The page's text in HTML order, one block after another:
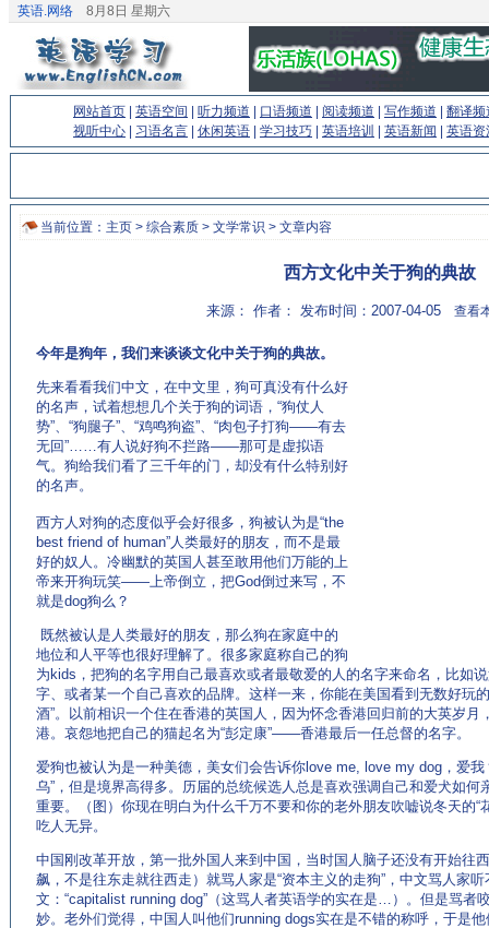
英语.网络 8月8日 星期六
网站首页 英语空间 听力频道 口语频道 阅读频道 写作频道
翻译频
视听中心
习语名言 休闲英语 学习技巧 英语培训 英语新闻 英语资
当前位置： 主页 > 综合素质 > 文学常识 > 文章内容
西方文化中关于狗的典故
来源： 作者： 发布时间：2007-04-05 查看
今年是狗年，我们来谈谈文化中关于狗的典故。
先来看看我们中文，在中文里，狗可真没有什么好
的名声，试着想想几个关于狗的词语，“狗仗人
势”、“狗腿子”、“鸡鸣狗盗”、“肉包子打狗——有去
无回”……有人说好狗不拦路——那可是虚拟语
气。狗给我们看了三千年的门，却没有什么特别好
的名声。
西方人对狗的态度似乎会好很多，狗被认为是“the
best friend of human”人类最好的朋友，而不是最
好的奴人。冷幽默的英国人甚至敢用他们万能的上
帝来开狗玩笑——上帝倒立，把God倒过来写，不
就是dog狗么？
既然被认是人类最好的朋友，那么狗在家庭中的
地位和人平等也很好理解了。很多家庭称自己的狗
为kids，把狗的名字用自己最喜欢或者最敬爱的人的名字来命名，比如
字、或者某一个自己喜欢的品牌。这样一来，你能在美国看到无数好玩
酒”。以前相识一个住在香港的英国人，因为怀念香港回归前的大英岁
港。哀怨地把自己的猫起名为“彭定康”——香港最后一任总督的名字。
爱狗也被认为是一种美德，美女们会告诉你love me, love my dog，爱
乌”，但是境界高得多。历届的总统候选人总是喜欢强调自己和爱犬如
重要。（图）你现在明白为什么千万不要和你的老外朋友吹嘘说冬天的“
吃人无异。
中国刚改革开放，第一批外国人来到中国，当时国人脑子还没有开始往
飙，不是往东走就往西走）就骂人家是“资本主义的走狗”，中文骂人家
文：“capitalist running dog”（这骂人者英语学的实在是…）。但是骂者
妙。老外们觉得，中国人叫他们running dogs实在是不错的称呼，于是